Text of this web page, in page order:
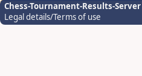
Chess-Tournament-Results-Server
Legal details/Terms of use